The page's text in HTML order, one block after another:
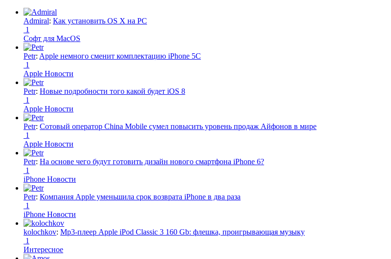
Admiral: Как установить OS X на PC
1
Софт для MacOS
Petr: Apple немного сменит комплектацию iPhone 5C
1
Apple Новости
Petr: Новые подробности того какой будет iOS 8
1
Apple Новости
Petr: Сотовый оператор China Mobile сумел повысить уровень продаж Айфонов в мире
1
Apple Новости
Petr: На основе чего будут готовить дизайн нового смартфона iPhone 6?
1
iPhone Новости
Petr: Компания Apple уменьшила срок возврата iPhone в два раза
1
iPhone Новости
kolochkov: Mp3-плеер Apple iPod Classic 3 160 Gb: флешка, проигрывающая музыку
1
Интересное